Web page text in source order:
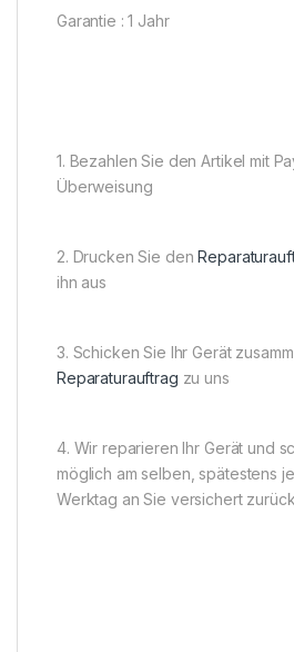
Garantie : 1 Jahr
1. Bezahlen Sie den Artikel mit
Überweisung
2. Drucken Sie den
ihn aus
3. Schicken Sie Ihr Gerät
Reparaturauftrag zu uns
4. Wir reparieren Ihr Gerät und
möglich am selben, spätestens
Werktag an Sie versichert